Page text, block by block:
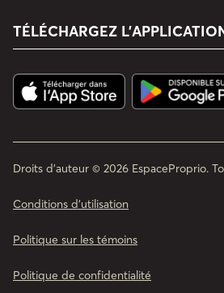
TÉLÉCHARGEZ
Droits d'auteur © 2026 EspaceProprio.
Conditions d’utilisation
Politique sur les témoins
Politique de confidentialité